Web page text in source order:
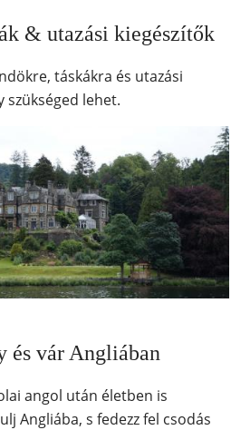
& utazási kiegészítők
táskákra és utazási
szükséged lehet.
és vár Angliában
angol után életben is
Angliába, s fedezz fel csodás